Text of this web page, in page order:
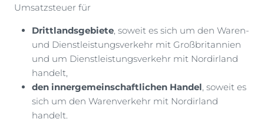
Umsatzsteuer für
Drittlandsgebiete, soweit es sich um den Waren-
und Dienstleistungsverkehr mit Großbritannien
und um Dienstleistungsverkehr mit Nordirland
handelt,
den innergemeinschaftlichen Handel, soweit es
sich um den Warenverkehr mit Nordirland
handelt.